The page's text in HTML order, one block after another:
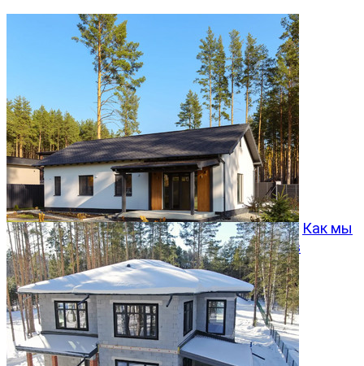
Как мы
превращаем типовой проект Хвойный 96 в
особенный дом
05.08.2026